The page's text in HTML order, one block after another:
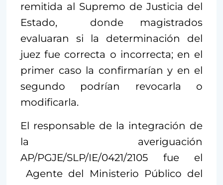
remitida al Supremo de Justicia del
Estado, donde magistrados
evaluaran si la determinación del
juez fue correcta o incorrecta; en el
primer caso la confirmarían y en el
segundo podrían revocarla o
modificarla.
El responsable de la integración de
la averiguación
AP/PGJE/SLP/IE/0421/2105 fue el
Agente del Ministerio Público del